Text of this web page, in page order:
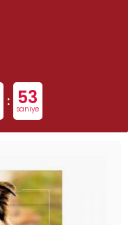
: 52
saniye